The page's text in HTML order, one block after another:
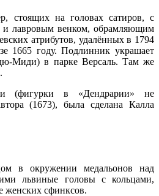
стоящих на головах сатиров, с
и лавровым венком, обрамляющим
атрибутов, удалённых в 1794
1665 году. Подлинник украшает
Миди) в парке Версаль. Там же
(фигурки в «Дендрарии» не
(1673), была сделана Калла
в окружении медальонов над
львиные головы с кольцами,
женских сфинксов.